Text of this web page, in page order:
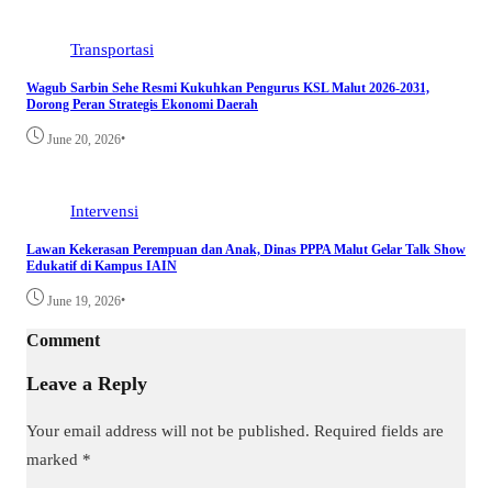
Transportasi
Wagub Sarbin Sehe Resmi Kukuhkan Pengurus KSL Malut 2026-2031,
Dorong Peran Strategis Ekonomi Daerah
June 20, 2026•
Intervensi
Lawan Kekerasan Perempuan dan Anak, Dinas PPPA Malut Gelar Talk Show
Edukatif di Kampus IAIN
June 19, 2026•
Comment
Leave a Reply
Your email address will not be published. Required fields are
marked *